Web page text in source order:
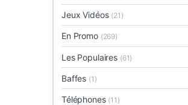
Jeux Vidéos (21)
En Promo (269)
Les Populaires (61)
Baffes (1)
Téléphones (11)